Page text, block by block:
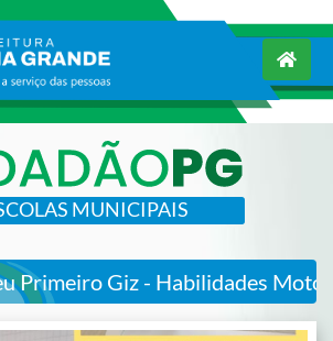
MUNICIPAIS
Primeiro Giz - Habilidades